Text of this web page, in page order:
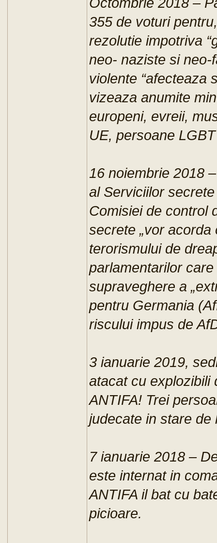
355 de voturi
rezolutie impotriva
neo- naziste si neo-
violente “afecteaza
vizeaza anumite
europeni, evreii,
UE, persoane
16 noiembrie 2018
al Serviciilor
Comisiei de control
secrete „vor
terorismului de
parlamentarilor
supraveghere a
pentru Germania
riscului impus de
3 ianuarie 2019,
atacat cu explozibili
ANTIFA! Trei
judecate in stare de
7 ianuarie 2018 –
este internat in
ANTIFA il bat cu
picioare.